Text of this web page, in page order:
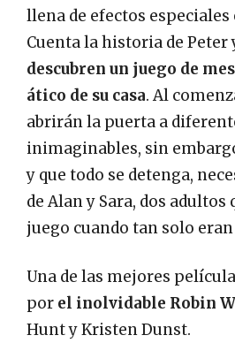
llena de efectos especiales
Cuenta la historia de Peter
descubren un juego de
ático de su casa. Al
abrirán la puerta a
inimaginables, sin
y que todo se detenga,
de Alan y Sara, dos
juego cuando tan solo
Una de las mejores
por el inolvidable Robin
Hunt y Kristen Dunst.